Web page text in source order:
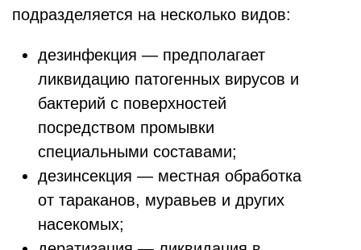
подразделяется на несколько видов:
дезинфекция — предполагает
ликвидацию патогенных вирусов и
бактерий с поверхностей
посредством промывки
специальными составами;
дезинсекция — местная обработка
от тараканов, муравьев и других
насекомых;